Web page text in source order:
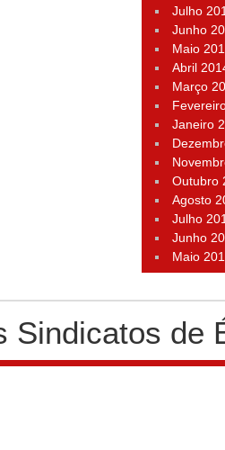
Julho
Junho
Maio
Abril
Março
Janeiro
Outubro
Agosto
Julho
Junho
Maio
Sindicatos de